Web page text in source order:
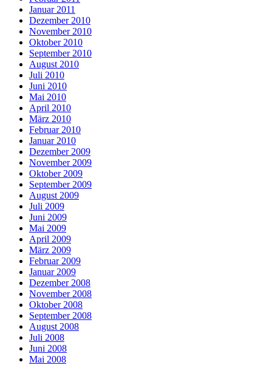
Januar 2011
Dezember 2010
November 2010
Oktober 2010
September 2010
August 2010
Juli 2010
Juni 2010
Mai 2010
April 2010
März 2010
Februar 2010
Januar 2010
Dezember 2009
November 2009
Oktober 2009
September 2009
August 2009
Juli 2009
Juni 2009
Mai 2009
April 2009
März 2009
Februar 2009
Januar 2009
Dezember 2008
November 2008
Oktober 2008
September 2008
August 2008
Juli 2008
Juni 2008
Mai 2008